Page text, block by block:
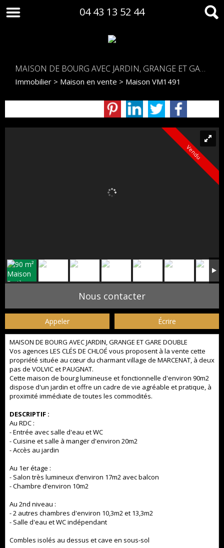
04 43 13 52 44
MAISON DE BOURG AVEC JARDIN, GRANGE ET GARE DOUBLE
Immobilier > Maison en vente > Maison VM1491
Vendu
Nous contacter
Appeler Écrire
MAISON DE BOURG AVEC JARDIN, GRANGE ET GARE DOUBLE
Vos agences LES CLÉS DE CHLOÉ vous proposent à la vente cette
propriété située au cœur du charmant village de MARCENAT, à deux
pas de VOLVIC et PAUGNAT.
Cette maison de bourg lumineuse et fonctionnelle d'environ 90m2
dispose d'un jardin et offre un cadre de vie agréable et pratique, à
proximité immédiate de toutes les commodités.
DESCRIPTIF :
Au RDC :
- Entrée avec salle d'eau et WC
- Cuisine et salle à manger d'environ 20m2
- Accès au jardin
Au 1er étage :
- Salon très lumineux d’environ 17m2 avec balcon
- Chambre d’environ 10m2
Au 2nd niveau :
- 2 autres chambres d'environ 10,3m2 et 13,3m2
- Salle d'eau et WC indépendant
Combles isolés au dessus et cave en sous-sol